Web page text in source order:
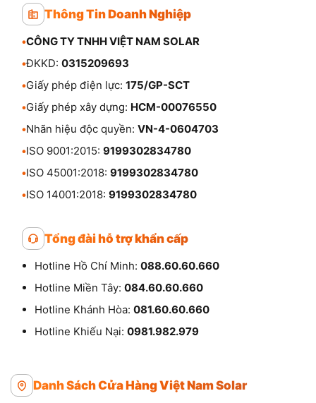
Thông Tin Doanh Nghiệp
•CÔNG TY TNHH VIỆT NAM SOLAR
•ĐKKD: 0315209693
•Giấy phép điện lực: 175/GP-SCT
•Giấy phép xây dựng: HCM-00076550
•Nhãn hiệu độc quyền: VN-4-0604703
•ISO 9001:2015: 9199302834780
•ISO 45001:2018: 9199302834780
•ISO 14001:2018: 9199302834780
Tổng đài hỗ trợ khẩn cấp
Hotline Hồ Chí Minh: 088.60.60.660
Hotline Miền Tây: 084.60.60.660
Hotline Khánh Hòa: 081.60.60.660
Hotline Khiếu Nại: 0981.982.979
Danh Sách Cửa Hàng Việt Nam Solar